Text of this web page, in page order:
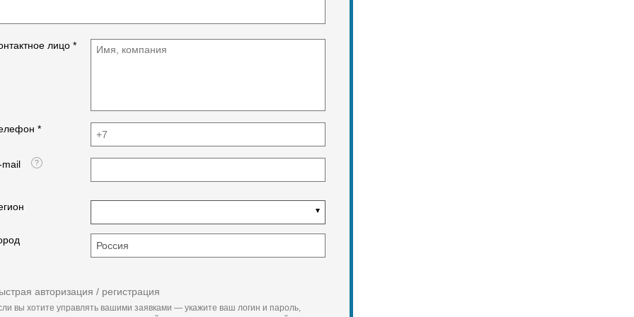
лицо *
*
mail
авторизация / регистрация
вы хотите управлять вашими заявками — укажите ваш логин и пароль,